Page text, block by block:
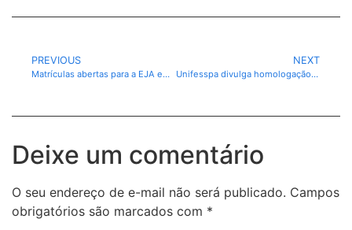
PREVIOUS
Matrículas abertas para a EJA em Canaã dos Carajás
NEXT
Unifesspa divulga homologação das inscrições para Programação de Pós-graduação em Letras
Deixe um comentário
O seu endereço de e-mail não será publicado. Campos
obrigatórios são marcados com *